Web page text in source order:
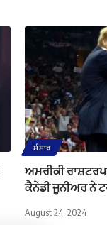
ਸੰਸਾਰ
ਅਮਰੀਕੀ
ਕੈਨੇਡੀ ਜੂਨੀਅਰ ਨੇ
August 24, 2024